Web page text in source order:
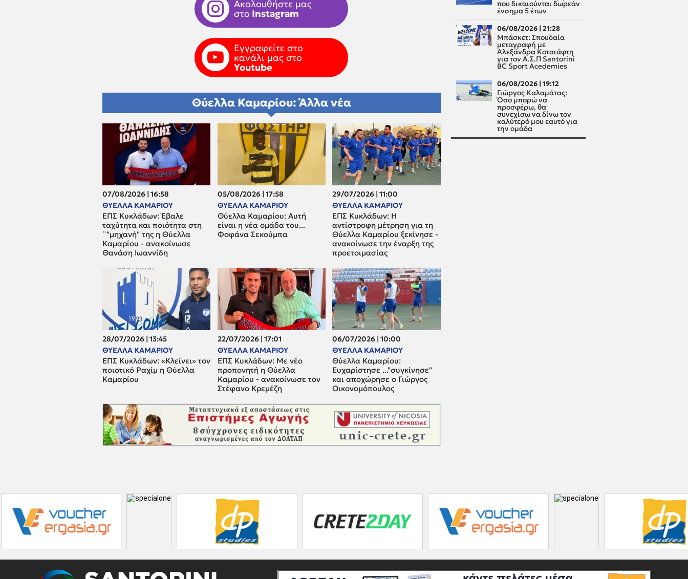
Ακολουθήστε μας
στο Instagram
Εγγραφείτε στο
κανάλι μας στο
Youtube
Θύελλα Καμαρίου: Άλλα νέα
07/08/2026 | 16:58
ΘΥΕΛΛΑ ΚΑΜΑΡΙΟΥ
ΕΠΣ Κυκλάδων: Έβαλε
ταχύτητα και ποιότητα στη
¨"μηχανή" της η Θύελλα
Καμαρίου - ανακοίνωσε
Θανάση Ιωαννίδη
05/08/2026 | 17:58
ΘΥΕΛΛΑ ΚΑΜΑΡΙΟΥ
Θύελλα Καμαρίου: Αυτή
είναι η νέα ομάδα του...
Φοφάνα Σεκούμπα
29/07/2026 | 11:00
ΘΥΕΛΛΑ ΚΑΜΑΡΙΟΥ
ΕΠΣ Κυκλάδων: Η
αντίστροφη μέτρηση για τη
Θύελλα Καμαρίου ξεκίνησε -
ανακοίνωσε την έναρξη της
προετοιμασίας
28/07/2026 | 13:45
ΘΥΕΛΛΑ ΚΑΜΑΡΙΟΥ
ΕΠΣ Κυκλάδων: «Κλείνει» τον
ποιοτικό Ραχίμ η Θύελλα
Καμαρίου
22/07/2026 | 17:01
ΘΥΕΛΛΑ ΚΑΜΑΡΙΟΥ
ΕΠΣ Κυκλάδων: Με νέο
προπονητή η Θύελλα
Καμαρίου - ανακοίνωσε τον
Στέφανο Κρεμέζη
06/07/2026 | 10:00
ΘΥΕΛΛΑ ΚΑΜΑΡΙΟΥ
Θύελλα Καμαρίου:
Ευχαρίστησε ..."συγκίνησε"
και αποχώρησε ο Γιώργος
Οικονομόπουλος
που δικαιούνται δωρεάν
ένσημα 5 έτων
06/08/2026 | 21:28
Μπάσκετ: Σπουδαία
μεταγραφή με
Αλεξάνδρα Κοτσιάφτη
για τον A.Σ.Π Santorini
BC Sport Acedemies
06/08/2026 | 19:12
Γιώργος Καλαμάτας:
Όσο μπορώ να
προσφέρω, θα
συνεχίσω να δίνω τον
καλύτερό μου εαυτό για
την ομάδα